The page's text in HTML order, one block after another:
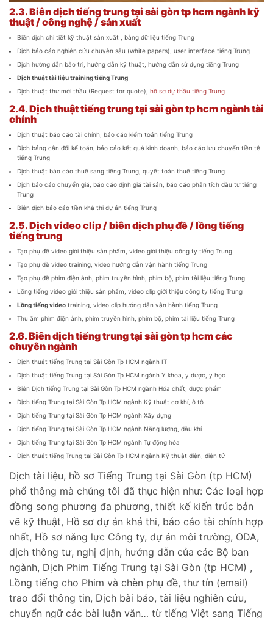
2.3.Biên dịch tiếng trung tại sài gòn tp hcm ngành kỹ
thuật / công nghệ / sản xuất
Biên dịch chi tiết kỹ thuật sản xuất , bảng dữ liệu tiếng Trung
Dịch báo cáo nghiên cứu chuyên sâu (white papers), user interface tiếng Trung
Dịch hướng dẫn bảo trì, hướng dẫn kỹ thuật, hướng dẫn sử dụng tiếng Trung
Dịch thuật tài liệu training tiếng Trung
Dịch thuật thư mời thầu (Request for quote), hồ sơ dự thầu tiếng Trung
2.4.Dịch thuật tiếng trung tại sài gòn tp hcm ngành tài
chính
Dịch thuật báo cáo tài chính, báo cáo kiểm toán tiếng Trung
Dịch bảng cân đối kế toán, báo cáo kết quả kinh doanh, báo cáo lưu chuyển tiền tệ
tiếng Trung
Dịch thuật báo cáo thuế sang tiếng Trung, quyết toán thuế tiếng Trung
Dịch báo cáo chuyển giá, báo cáo định giá tài sản, báo cáo phân tích đầu tư tiếng
Trung
Biên dịch báo cáo tiền khả thi dự án tiếng Trung
2.5.Dịch video clip / biên dịch phụ đề / lồng tiếng
tiếng trung
Tạo phụ đề video giới thiệu sản phẩm, video giới thiệu công ty tiếng Trung
Tạo phụ đề video training, video hướng dẫn vận hành tiếng Trung
Tạo phụ đề phim điện ảnh, phim truyền hình, phim bộ, phim tài liệu tiếng Trung
Lồng tiếng video giới thiệu sản phẩm, video clip giới thiệu công ty tiếng Trung
Lồng tiếng video training, video clip hướng dẫn vận hành tiếng Trung
Thu âm phim điện ảnh, phim truyền hình, phim bộ, phim tài liệu tiếng Trung
2.6.Biên dịch tiếng trung tại sài gòn tp hcm các
chuyên ngành
Dịch thuật tiếng Trung tại Sài Gòn Tp HCM ngành IT
Dịch thuật tiếng Trung tại Sài Gòn Tp HCM ngành Y khoa, y dược, y học
Biên Dịch tiếng Trung tại Sài Gòn Tp HCM ngành Hóa chất, dược phẩm
Dịch tiếng Trung tại Sài Gòn Tp HCM ngành Kỹ thuật cơ khí, ô tô
Dịch tiếng Trung tại Sài Gòn Tp HCM ngành Xây dựng
Dịch tiếng Trung tại Sài Gòn Tp HCM ngành Năng lượng, dầu khí
Dịch tiếng Trung tại Sài Gòn Tp HCM ngành Tự động hóa
Dịch thuật tiếng Trung tại Sài Gòn Tp HCM ngành Kỹ thuật điện, điện tử
Dịch tài liệu, hồ sơ Tiếng Trung tại Sài Gòn (tp HCM)
phổ thông mà chúng tôi đã thục hiện như: Các loại hợp
đồng song phương đa phương, thiết kế kiến trúc bản
vẽ kỹ thuật, Hồ sơ dự án khả thi, báo cáo tài chính hợp
nhất, Hồ sơ năng lực Công ty, dự án môi trường, ODA,
dịch thông tư, nghị định, hướng dẫn của các Bộ ban
ngành, Dịch Phim Tiếng Trung tại Sài Gòn (tp HCM) ,
Lồng tiếng cho Phim và chèn phụ đề, thư tín (email)
trao đổi thông tin, Dịch bài báo, tài liệu nghiên cứu,
chuyển ngữ các bài luận văn… từ tiếng Việt sang Tiếng